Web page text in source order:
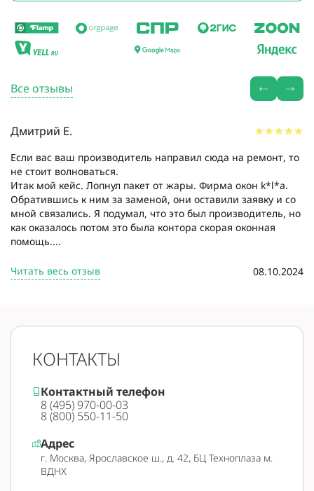
Все отзывы
Дмитрий Е.
Если вас ваш производитель направил сюда на ремонт, то
не стоит волноваться.
Итак мой кейс. Лопнул пакет от жары. Фирма окон k*l*a.
Обратившись к ним за заменой, они оставили заявку и со
мной связались. Я подумал, что это был производитель, но
как оказалось потом это была контора скорая оконная
помощь....
Читать весь отзыв 08.10.2024
КОНТАКТЫ
Контактный телефон
8 (495) 970-00-03
8 (800) 550-11-50
Адрес
г. Москва, Ярославское ш., д. 42, БЦ Техноплаза м.
ВДНХ